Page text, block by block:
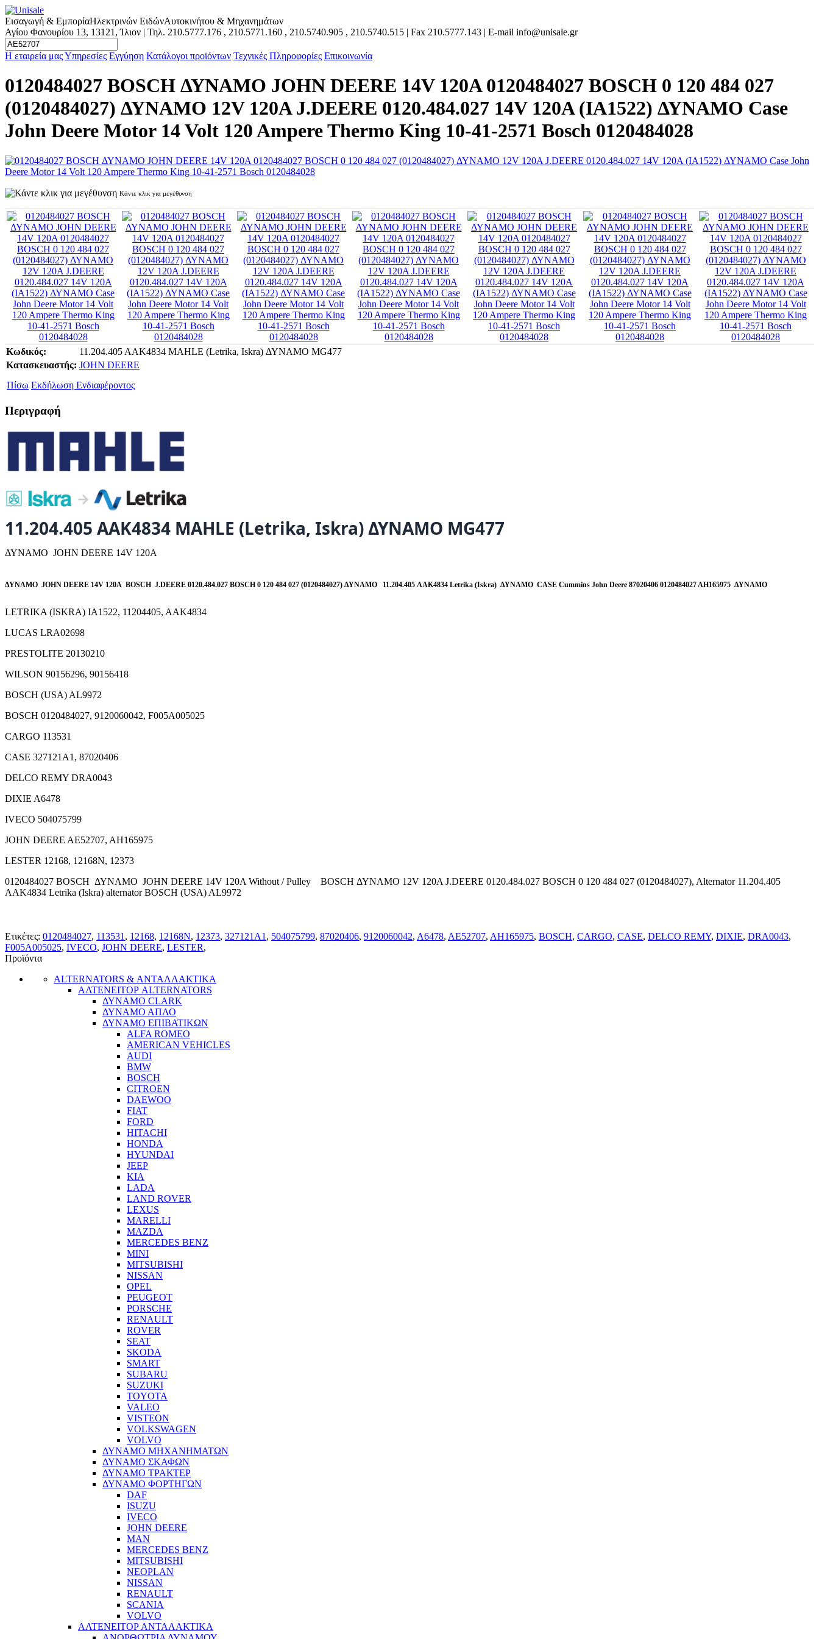
Εισαγωγή & ΕμπορίαΗλεκτρινών ΕιδώνΑυτοκινήτου & Μηχανημάτων
Αγίου Φανουρίου 13, 13121, Ίλιον | Τηλ. 210.5777.176 , 210.5771.160 , 210.5740.905 , 210.5740.515 | Fax 210.5777.143 | E-mail info@unisale.gr
Η εταιρεία μαςΥπηρεσίες Εγγύηση Κατάλογοι προϊόντων Τεχνικές Πληροφορίες Επικοινωνία
0120484027 BOSCH ΔΥΝΑΜΟ JOHN DEERE 14V 120A 0120484027 BOSCH 0 120 484 027
(0120484027) ΔΥΝΑΜΟ 12V 120A J.DEERE 0120.484.027 14V 120A (IA1522) ΔΥΝΑΜΟ Case
John Deere Motor 14 Volt 120 Ampere Thermo King 10-41-2571 Bosch 0120484028
Κάντε κλικ για μεγέθυνση
Κωδικός:
11.204.405 AAK4834 MAHLE (Letrika, Iskra) ΔΥΝΑΜΟ MG477
Κατασκευαστής: JOHN DEERE
Πίσω Εκδήλωση Ενδιαφέροντος
Περιγραφή
11.204.405 AAK4834 MAHLE (Letrika, Iskra) ΔΥΝΑΜΟ MG477
ΔΥΝΑΜΟ JOHN DEERE 14V 120A
ΔΥΝΑΜΟ JOHN DEERE 14V 120A BOSCH J.DEERE 0120.484.027 BOSCH 0 120 484 027 (0120484027) ΔΥΝΑΜΟ 11.204.405 AAK4834 Letrika (Iskra) ΔΥΝΑΜΟ CASE Cummins John Deere 87020406 0120484027 AH165975 ΔΥΝΑΜΟ
LETRIKA (ISKRA) IA1522, 11204405, AAK4834
LUCAS LRA02698
PRESTOLITE 20130210
WILSON 90156296, 90156418
BOSCH (USA) AL9972
BOSCH 0120484027, 9120060042, F005A005025
CARGO 113531
CASE 327121A1, 87020406
DELCO REMY DRA0043
DIXIE A6478
IVECO 504075799
JOHN DEERE AE52707, AH165975
LESTER 12168, 12168N, 12373
0120484027 BOSCH ΔΥΝΑΜΟ JOHN DEERE 14V 120A Without / Pulley BOSCH ΔΥΝΑΜΟ 12V 120A J.DEERE 0120.484.027 BOSCH 0 120 484 027 (0120484027), Alternator 11.204.405
AAK4834 Letrika (Iskra) alternator BOSCH (USA) AL9972
Ετικέτες: 0120484027, 113531 , 12168, 12168N, 12373, 327121A1 , 504075799, 87020406, 9120060042, A6478, AE52707, AH165975, BOSCH, CARGO, CASE, DELCO REMY, DIXIE, DRA0043,
F005A005025, IVECO, JOHN DEERE, LESTER,
Προϊόντα
ALTERNATORS & ΑΝΤΑΛΛΑΚΤΙΚΑ
ΑΛΤΕΝΕΙΤΟΡ ALTERNATORS
ΔΥΝΑΜΟ CLARK
ΔΥΝΑΜΟ ΑΠΛΟ
ΔΥΝΑΜΟ ΕΠΙΒΑΤΙΚΩΝ
ALFA ROMEO
AMERICAN VEHICLES
AUDI
BMW
BOSCH
CITROEN
DAEWOO
FIAT
FORD
HITACHI
HONDA
HYUNDAI
JEEP
KIA
LADA
LAND ROVER
LEXUS
MARELLI
MAZDA
MERCEDES BENZ
MINI
MITSUBISHI
NISSAN
OPEL
PEUGEOT
PORSCHE
RENAULT
ROVER
SEAT
SKODA
SMART
SUBARU
SUZUKI
TOYOTA
VALEO
VISTEON
VOLKSWAGEN
VOLVO
ΔΥΝΑΜΟ ΜΗΧΑΝΗΜΑΤΩΝ
ΔΥΝΑΜΟ ΣΚΑΦΩΝ
ΔΥΝΑΜΟ ΤΡΑΚΤΕΡ
ΔΥΝΑΜΟ ΦΟΡΤΗΓΩΝ
DAF
ISUZU
IVECO
JOHN DEERE
MAN
MERCEDES BENZ
MITSUBISHI
NEOPLAN
NISSAN
RENAULT
SCANIA
VOLVO
ΑΛΤΕΝΕΙΤΟΡ ΑΝΤΑΛΑΚΤΙΚΑ